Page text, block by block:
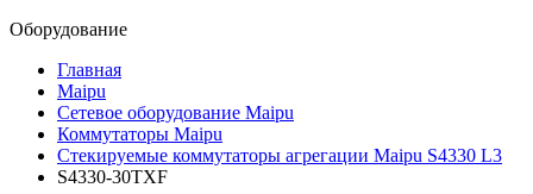
Оборудование
Главная
Maipu
Сетевое оборудование Maipu
Коммутаторы Maipu
Стекируемые коммутаторы агрегации Maipu S4330 L3
S4330-30TXF